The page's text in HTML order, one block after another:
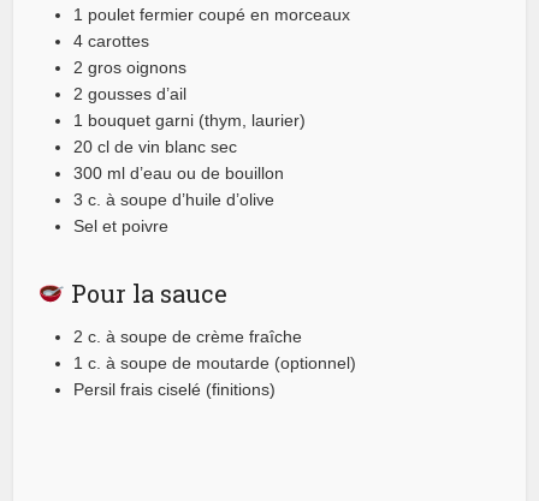
1 poulet fermier coupé en morceaux
4 carottes
2 gros oignons
2 gousses d’ail
1 bouquet garni (thym, laurier)
20 cl de vin blanc sec
300 ml d’eau ou de bouillon
3 c. à soupe d’huile d’olive
Sel et poivre
Pour la sauce
2 c. à soupe de crème fraîche
1 c. à soupe de moutarde (optionnel)
Persil frais ciselé (finitions)